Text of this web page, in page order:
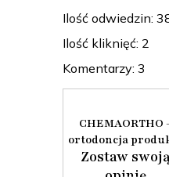
Ilość odwiedzin:
Ilość kliknięć: 2
Komentarzy: 3
CHEMAORTHO
ortodoncja
Zostaw